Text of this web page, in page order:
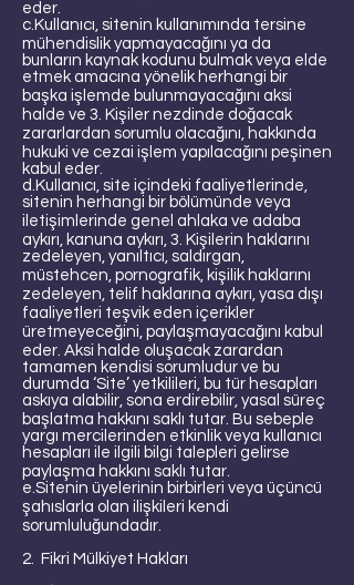
eder.
c.Kullanıcı, sitenin kullanımında tersine
mühendislik yapmayacağını ya da
bunların kaynak kodunu bulmak veya elde
etmek amacına yönelik herhangi bir
başka işlemde bulunmayacağını aksi
halde ve 3. Kişiler nezdinde doğacak
zararlardan sorumlu olacağını, hakkında
hukuki ve cezai işlem yapılacağını peşinen
kabul eder.
d.Kullanıcı, site içindeki faaliyetlerinde,
sitenin herhangi bir bölümünde veya
iletişimlerinde genel ahlaka ve adaba
aykırı, kanuna aykırı, 3. Kişilerin haklarını
zedeleyen, yanıltıcı, saldırgan,
müstehcen, pornografik, kişilik haklarını
zedeleyen, telif haklarına aykırı, yasa dışı
faaliyetleri teşvik eden içerikler
üretmeyeceğini, paylaşmayacağını kabul
eder. Aksi halde oluşacak zarardan
tamamen kendisi sorumludur ve bu
durumda ‘Site’ yetkilileri, bu tür hesapları
askıya alabilir, sona erdirebilir, yasal süreç
başlatma hakkını saklı tutar. Bu sebeple
yargı mercilerinden etkinlik veya kullanıcı
hesapları ile ilgili bilgi talepleri gelirse
paylaşma hakkını saklı tutar.
e.Sitenin üyelerinin birbirleri veya üçüncü
şahıslarla olan ilişkileri kendi
sorumluluğundadır.
2. Fikri Mülkiyet Hakları